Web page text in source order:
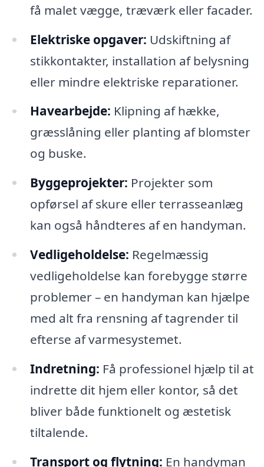
få malet vægge, træværk eller facader.
Elektriske opgaver: Udskiftning af
stikkontakter, installation af belysning
eller mindre elektriske reparationer.
Havearbejde: Klipning af hække,
græsslåning eller planting af blomster
og buske.
Byggeprojekter: Projekter som
opførsel af skure eller terrasseanlæg
kan også håndteres af en handyman.
Vedligeholdelse: Regelmæssig
vedligeholdelse kan forebygge større
problemer – en handyman kan hjælpe
med alt fra rensning af tagrender til
efterse af varmesystemet.
Indretning: Få professionel hjælp til at
indrette dit hjem eller kontor, så det
bliver både funktionelt og æstetisk
tiltalende.
Transport og flytning: En handyman